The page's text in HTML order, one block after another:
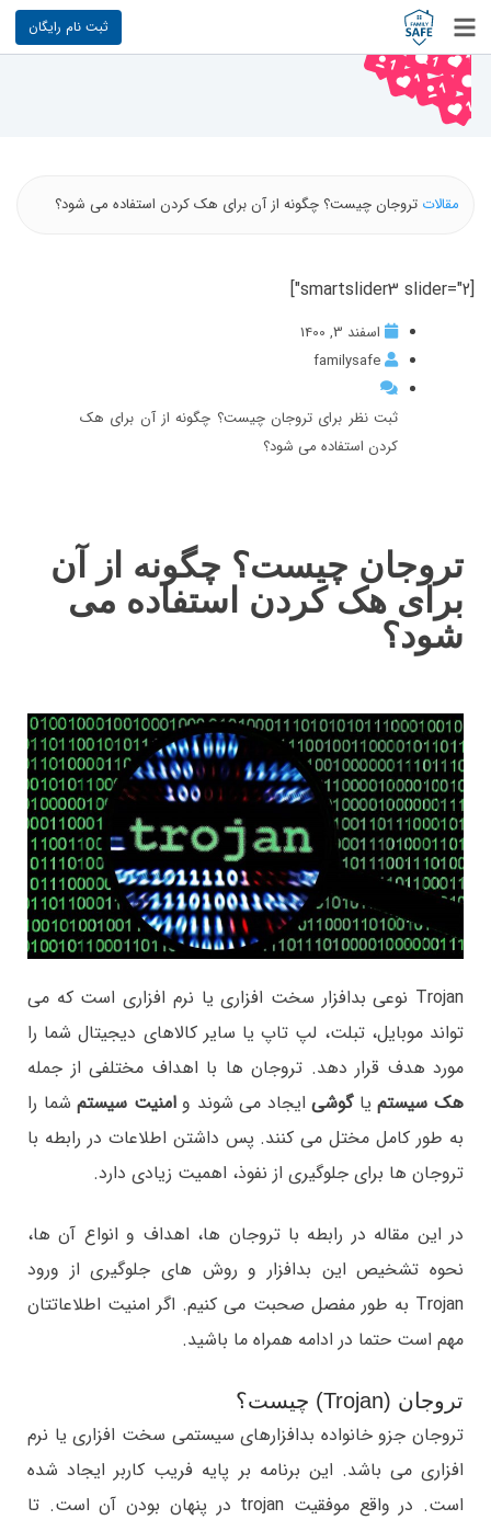
ثبت نام رایگان
مقالات تروجان چیست؟ چگونه از آن برای هک کردن استفاده می شود؟
[smartslider3 slider="2"]
اسفند 3, 1400
familysafe
ثبت نظر برای تروجان چیست؟ چگونه از آن برای هک
کردن استفاده می شود؟
تروجان چیست؟ چگونه از آن
برای هک کردن استفاده می
شود؟
Trojan نوعی بدافزار سخت افزاری یا نرم افزاری است که می
تواند موبایل، تبلت، لپ تاپ یا سایر کالاهای دیجیتال شما را
مورد هدف قرار دهد. تروجان ها با اهداف مختلفی از جمله
هک سیستم یاگوشی ایجاد می شوند وامنیت سیستمشما را
به طور کامل مختل می کنند. پس داشتن اطلاعات در رابطه با
تروجان ها برای جلوگیری از نفوذ، اهمیت زیادی دارد.
در این مقاله در رابطه با تروجان ها، اهداف و انواع آن ها،
نحوه تشخیص این بدافزار و روش های جلوگیری از ورود
Trojan به طور مفصل صحبت می کنیم. اگر امنیت اطلاعاتتان
مهم است حتما در ادامه همراه ما باشید.
تروجان (Trojan) چیست؟
تروجان جزو خانواده بدافزارهای سیستمی سخت افزاری یا نرم
افزاری می باشد. این برنامه بر پایه فریب کاربر ایجاد شده
است. در واقع موفقیت trojan در پنهان بودن آن است. تا